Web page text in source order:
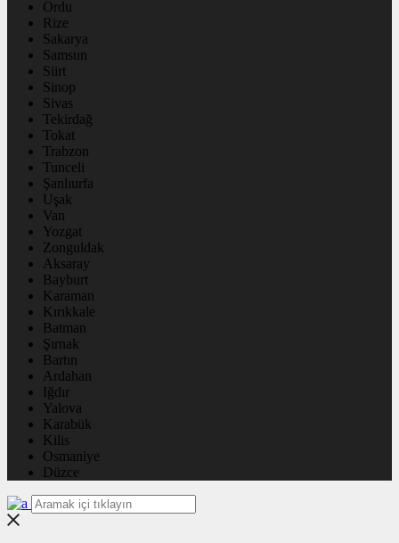
Ordu
Rize
Sakarya
Samsun
Siirt
Sinop
Sivas
Tekirdağ
Tokat
Trabzon
Tunceli
Şanlıurfa
Uşak
Van
Yozgat
Zonguldak
Aksaray
Bayburt
Karaman
Kırıkkale
Batman
Şırnak
Bartın
Ardahan
Iğdır
Yalova
Karabük
Kilis
Osmaniye
Düzce